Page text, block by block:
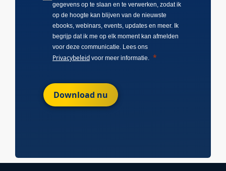
gegevens op te slaan en te verwerken, zodat ik
op de hoogte kan blijven van de nieuwste
ebooks, webinars, events, updates en meer. Ik
begrijp dat ik me op elk moment kan afmelden
voor deze communicatie. Lees ons
Privacybeleid voor meer informatie.
Download nu